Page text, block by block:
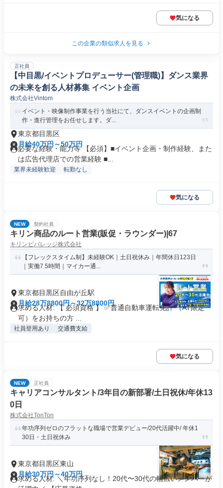
気になる
この企業の類似求人を見る
正社員
【中目黒/イベントプロデューサー(管理職)】ダンス業界
の未来を創る人材募集 イベント企画
株式会社Vintom
イベント・映像制作事業を行う当社にて、ダンスイベントの企画制
作・進行管理をお任せします。ダ...
東京都目黒区
月給40万円～50万円
必要な経験・能力等 【必須】■イベント企画・制作経験、また
は広告代理店での営業経験 ■...
業界未経験歓迎 転勤なし
気になる
NEW 契約社員
キリン商品のルート営業(販促・ラウンダー)|67
キリンビバレッジ株式会社
【フレックスタイム制】未経験OK｜土日祝休み｜年間休日123日
｜実働7.5時間｜マイカー通...
東京都目黒区自由が丘駅
月給28万8800円～32万8800円
求める人材: 【 必須資格 】 ✅️普通自動車運転免許 （AT限定
可）をお持ちの方 ...
社員登用あり 交通費支給
気になる
NEW 正社員
キャリアコンサルタント/3年目の新部署/土日祝休/年休13
0日
株式会社TonTon
年功序列ゼロのフラットな職場で営業デビュー/20代活躍中/ 年休1
30日・土日祝休み
東京都目黒区東山
月給30万円～40万円
求める人材: ＼年功序列なし！20代〜30代の幅広いメンバーが